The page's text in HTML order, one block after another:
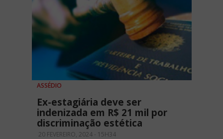
ASSÉDIO
Ex-estagiária deve ser
indenizada em R$ 21 mil por
discriminação estética
20 FEVEREIRO, 2024 - 15H34